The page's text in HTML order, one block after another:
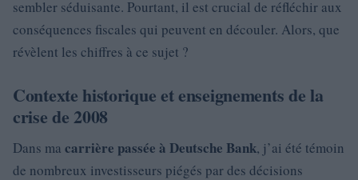
sembler séduisante. Pourtant, il est crucial de réfléchir aux
conséquences fiscales qui peuvent en découler. Alors, que
révèlent les chiffres à ce sujet ?
Contexte historique et enseignements de la
crise de 2008
Dans ma carrière passée à Deutsche Bank, j’ai été témoin
de nombreux investisseurs piégés par des décisions